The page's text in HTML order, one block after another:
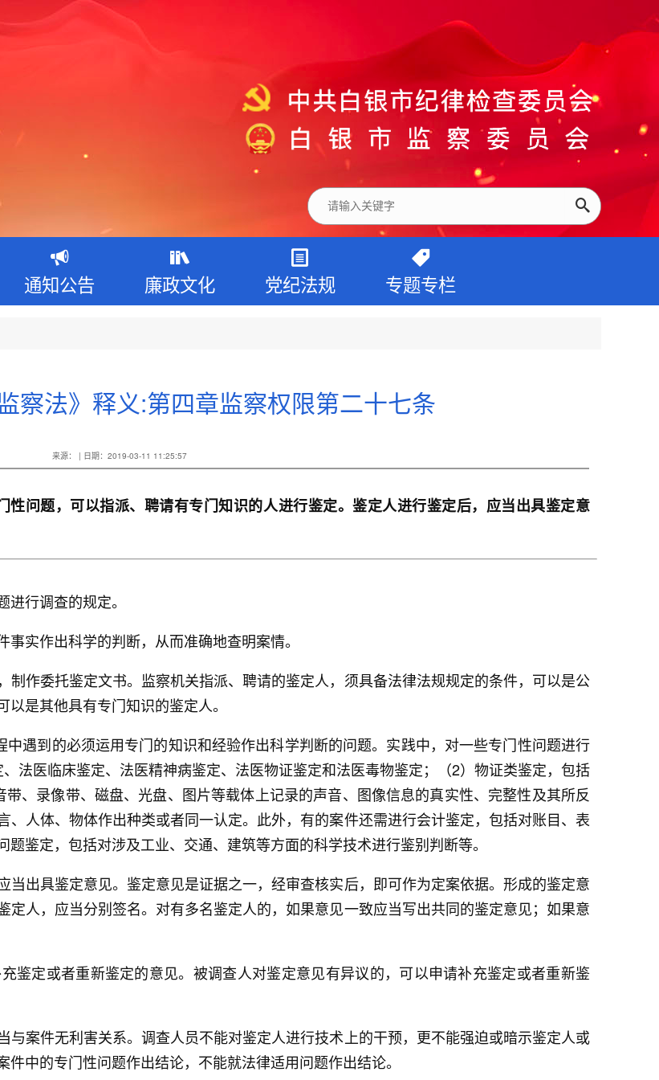
通知公告 廉政文化 党纪法规 专题专栏
察法》释义:第四章监察权限第二十七条
来源： | 日期：2019-03-11 11:25:57
问题，可以指派、聘请有专门知识的人进行鉴定。鉴定人进行鉴定后，应当出具鉴定意
行调查的规定。
实作出科学的判断，从而准确地查明案情。
作委托鉴定文书。监察机关指派、聘请的鉴定人，须具备法律法规规定的条件，可以是公
是其他具有专门知识的鉴定人。
遇到的必须运用专门的知识和经验作出科学判断的问题。实践中，对一些专门性问题进行
法医临床鉴定、法医精神病鉴定、法医物证鉴定和法医毒物鉴定；（2）物证类鉴定，包括
、录像带、磁盘、光盘、图片等载体上记录的声音、图像信息的真实性、完整性及其所反
人体、物体作出种类或者同一认定。此外，有的案件还需进行会计鉴定，包括对账目、表
鉴定，包括对涉及工业、交通、建筑等方面的科学技术进行鉴别判断等。
出具鉴定意见。鉴定意见是证据之一，经审查核实后，即可作为定案依据。形成的鉴定意
人，应当分别签名。对有多名鉴定人的，如果意见一致应当写出共同的鉴定意见；如果意
鉴定或者重新鉴定的意见。被调查人对鉴定意见有异议的，可以申请补充鉴定或者重新鉴
案件无利害关系。调查人员不能对鉴定人进行技术上的干预，更不能强迫或暗示鉴定人或
中的专门性问题作出结论，不能就法律适用问题作出结论。